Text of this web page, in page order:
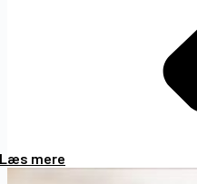
Læs mere